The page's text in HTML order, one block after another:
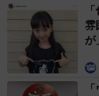
雰
が